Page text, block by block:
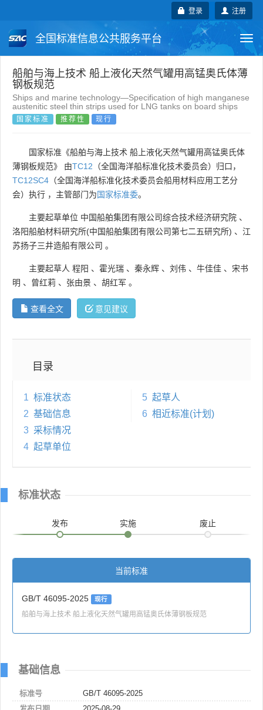
注册
登录
全国标准信息公共服务平台
国家标准 行业标准 地方标准
团体标准 企业标准 国际标准
船舶与海上技术 船上液化天然气罐用高锰奥氏体薄
钢板规范
Ships and marine technology—Specification of high manganese
austenitic steel thin strips used for LNG tanks on board ships
国家标准 推荐性 现行
国家标准《船舶与海上技术 船上液化天然气罐用高锰奥氏体
薄钢板规范》 由TC12 （全国海洋船标准化技术委员会）归口，
TC12SC4 （全国海洋船标准化技术委员会船用材料应用工艺分
会）执行 ，主管部门为国家标准委。
主要起草单位 中国船舶集团有限公司综合技术经济研究院 、
洛阳船舶材料研究所(中国船舶集团有限公司第七二五研究所) 、 江
苏扬子三井造船有限公司 。
主要起草人 程阳 、 霍光瑞 、 秦永辉 、 刘伟 、 牛佳佳 、 宋书
明 、 曾红莉 、 张由景 、 胡红军 。
查看全文 意见建议
目录
1 标准状态
2 基础信息
3 采标情况
4 起草单位
5 起草人
6 相近标准(计划)
标准状态
发布 实施 废止
当前标准
GB/T 46095-2025 现行
船舶与海上技术 船上液化天然气罐用高锰奥氏体薄钢板规范
基础信息
标准号
GB/T 46095-2025